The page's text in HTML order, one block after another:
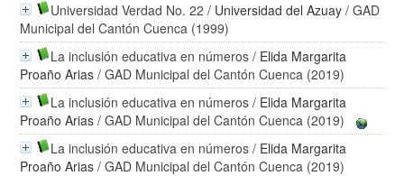
Universidad Verdad No. 22 / Universidad del Azuay / GAD
Municipal del Cantón Cuenca (1999)
La inclusión educativa en números / Elida Margarita
Proaño Arias / GAD Municipal del Cantón Cuenca (2019)
La inclusión educativa en números / Elida Margarita
Proaño Arias / GAD Municipal del Cantón Cuenca (2019)
La inclusión educativa en números / Elida Margarita
Proaño Arias / GAD Municipal del Cantón Cuenca (2019)